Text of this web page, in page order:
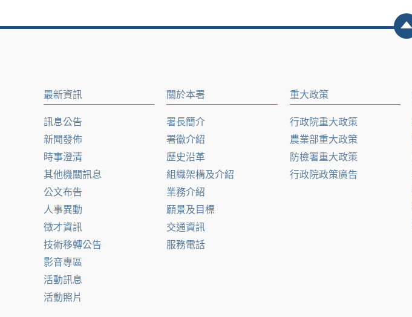
最新資訊
訊息公告
新聞發佈
時事澄清
其他機關訊息
公文布告
人事異動
徵才資訊
技術移轉公告
影音專區
活動訊息
活動照片
關於本署
署長簡介
署徽介紹
歷史沿革
組織架構及介紹
業務介紹
願景及目標
交通資訊
服務電話
重大政策
行政院重大政策
農業部重大政策
防檢署重大政策
行政院政策廣告